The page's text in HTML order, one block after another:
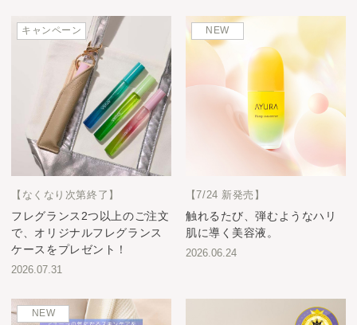
【なくなり次第終了】
フレグランス2つ以上のご注文
で、オリジナルフレグランス
ケースをプレゼント！
2026.07.31
キャンペーン
【7/24 新発売】
触れるたび、弾むようなハリ
肌に導く美容液。
2026.06.24
NEW
NEW